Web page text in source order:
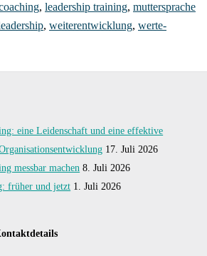
, leadership training, muttersprache
, weiterentwicklung, werte-
eine Leidenschaft und eine effektive
17. Juli 2026
messbar machen 8. Juli 2026
früher und jetzt 1. Juli 2026